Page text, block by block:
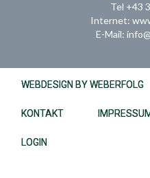
Tel +43
Internet:
E-Mail:
WEBDESIGN BY WEBERFOLG
KONTAKT
LOGIN